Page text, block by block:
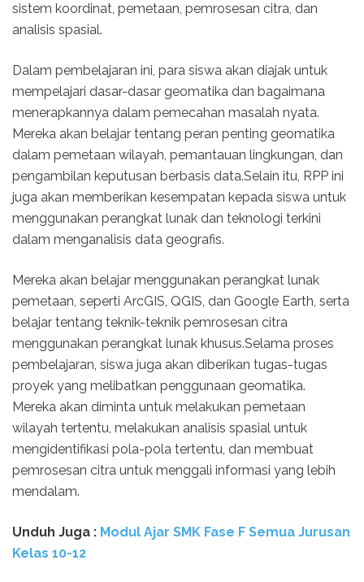
sistem koordinat, pemetaan, pemrosesan citra, dan
analisis spasial.
Dalam pembelajaran ini, para siswa akan diajak untuk
mempelajari dasar-dasar geomatika dan bagaimana
menerapkannya dalam pemecahan masalah nyata.
Mereka akan belajar tentang peran penting geomatika
dalam pemetaan wilayah, pemantauan lingkungan, dan
pengambilan keputusan berbasis data.Selain itu, RPP ini
juga akan memberikan kesempatan kepada siswa untuk
menggunakan perangkat lunak dan teknologi terkini
dalam menganalisis data geografis.
Mereka akan belajar menggunakan perangkat lunak
pemetaan, seperti ArcGIS, QGIS, dan Google Earth, serta
belajar tentang teknik-teknik pemrosesan citra
menggunakan perangkat lunak khusus.Selama proses
pembelajaran, siswa juga akan diberikan tugas-tugas
proyek yang melibatkan penggunaan geomatika.
Mereka akan diminta untuk melakukan pemetaan
wilayah tertentu, melakukan analisis spasial untuk
mengidentifikasi pola-pola tertentu, dan membuat
pemrosesan citra untuk menggali informasi yang lebih
mendalam.
Unduh Juga : Modul Ajar SMK Fase F Semua Jurusan
Kelas 10-12